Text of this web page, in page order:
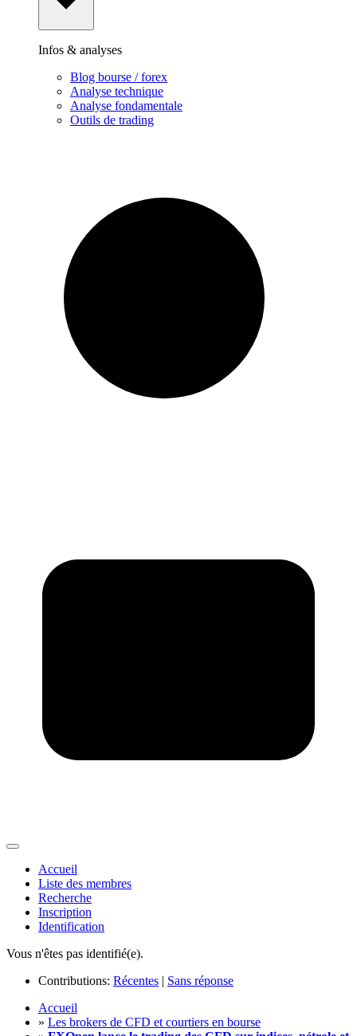
Infos & analyses
Blog bourse / forex
Analyse technique
Analyse fondamentale
Outils de trading
Accueil
Liste des membres
Recherche
Inscription
Identification
Vous n'êtes pas identifié(e).
Contributions: Récentes | Sans réponse
Accueil
» Les brokers de CFD et courtiers en bourse